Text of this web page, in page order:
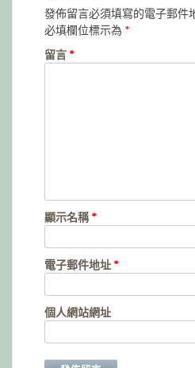
發佈留言必須填寫的電子郵件
必填欄位標示為 *
留言 *
顯示名稱*
電子郵件地址 *
個人網站網址